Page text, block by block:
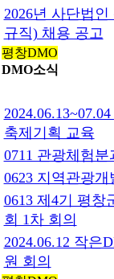
2026년 사단법
규직) 채용 공고
평창DMO
DMO소식
축제기획 교육
0711 관광체험분
0623 지역관광개
0613 제4기 평창
회 1차 회의
2024.06.12 작은
원 회의